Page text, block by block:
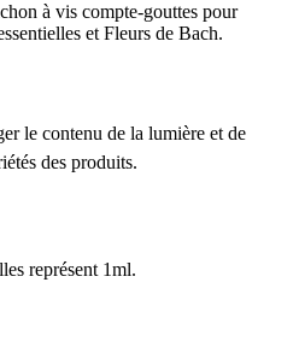
à vis compte-gouttes pour
et Fleurs de Bach.
le contenu de la lumière et de
des produits.
représent 1ml.